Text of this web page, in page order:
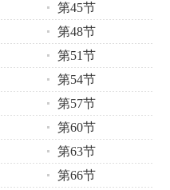
第45节
第48节
第51节
第54节
第57节
第60节
第63节
第66节